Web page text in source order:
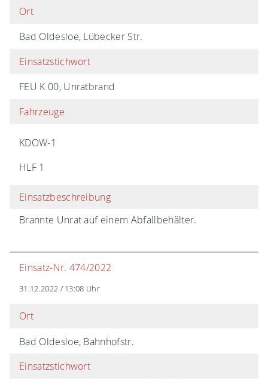
Ort
Bad Oldesloe, Lübecker Str.
Einsatzstichwort
FEU K 00, Unratbrand
Fahrzeuge
KDOW-1
HLF 1
Einsatzbeschreibung
Brannte Unrat auf einem Abfallbehälter.
Einsatz-Nr. 474/2022
31.12.2022 / 13:08 Uhr
Ort
Bad Oldesloe, Bahnhofstr.
Einsatzstichwort